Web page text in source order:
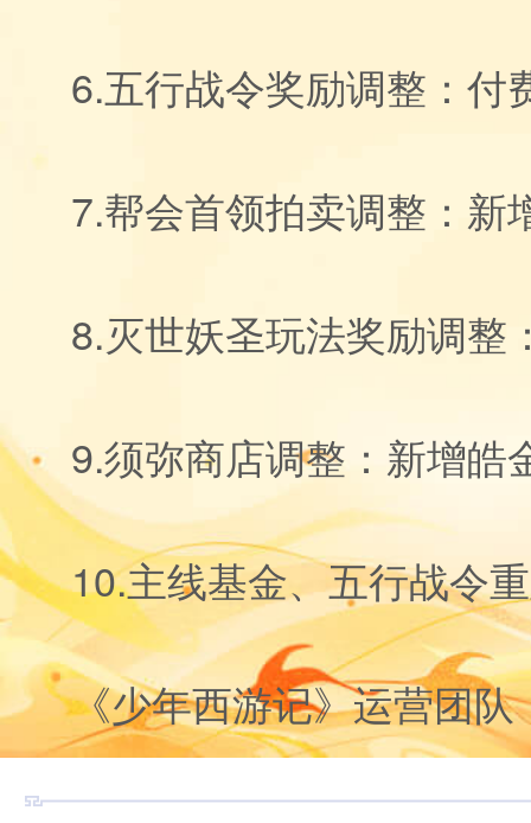
6.五行战令奖励调整：付
7.帮会首领拍卖调整：新
8.灭世妖圣玩法奖励调整
9.须弥商店调整：新增皓
10.主线基金、五行战令
《少年西游记》运营团队